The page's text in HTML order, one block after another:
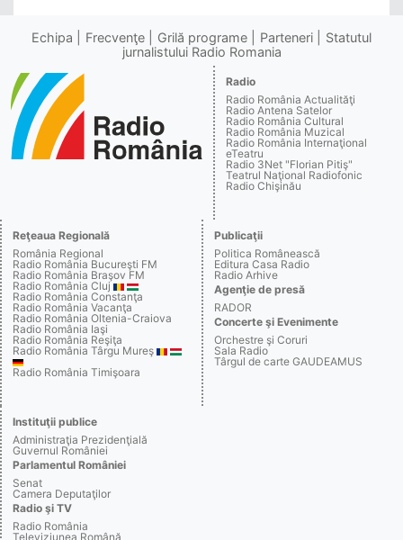
Echipa Frecvenţe Grilă programe Parteneri
Statutul
jurnalistului Radio Romania
Radio
Radio România Actualităţi
Radio Antena Satelor
Radio România Cultural
Radio România Muzical
Radio România Internaţional
eTeatru
Radio 3Net "Florian Pitiş"
Teatrul Naţional Radiofonic
Radio Chişinău
Reţeaua Regională
România Regional
Radio România Bucureşti FM
Radio România Braşov FM
Radio România Cluj
Radio România Constanţa
Radio România Vacanţa
Radio România Oltenia-Craiova
Radio România Iaşi
Radio România Reşiţa
Radio România Târgu Mureş
Radio România Timişoara
Publicaţii
Politica Românească
Editura Casa Radio
Radio Arhive
Agenţie de presă
RADOR
Concerte şi Evenimente
Orchestre şi Coruri
Sala Radio
Târgul de carte GAUDEAMUS
Instituţii publice
Administraţia Prezidenţială
Guvernul României
Parlamentul României
Senat
Camera Deputaţilor
Radio şi TV
Radio România
Televiziunea Română